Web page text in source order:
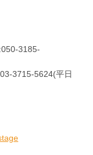
3185-
平日